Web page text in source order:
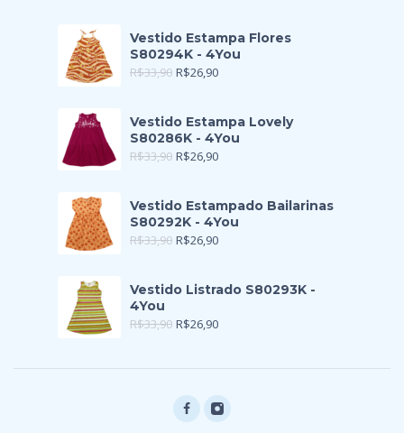
Vestido Estampa Flores
S80294K - 4You
R$33,90 R$26,90
Vestido Estampa Lovely
S80286K - 4You
R$33,90 R$26,90
Vestido Estampado Bailarinas
S80292K - 4You
R$33,90 R$26,90
Vestido Listrado S80293K -
4You
R$33,90 R$26,90